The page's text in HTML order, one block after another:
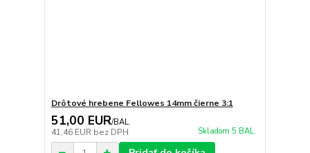
Drôtové hrebene Fellowes 14mm čierne 3:1
51,00 EUR/BAL.
41,46 EUR bez DPH Skladom 5 BAL.